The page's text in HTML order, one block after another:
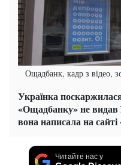
Ощадбанк, кадр з відео,
Українка
«Ощадбанку» не видав
вона написала на
Читайте нас у